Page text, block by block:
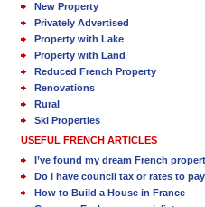
New Property
Privately Advertised
Property with Lake
Property with Land
Reduced French Property
Renovations
Rural
Ski Properties
USEFUL FRENCH ARTICLES
I’ve found my dream French
Do I have council tax or rates to
How to Build a House in France